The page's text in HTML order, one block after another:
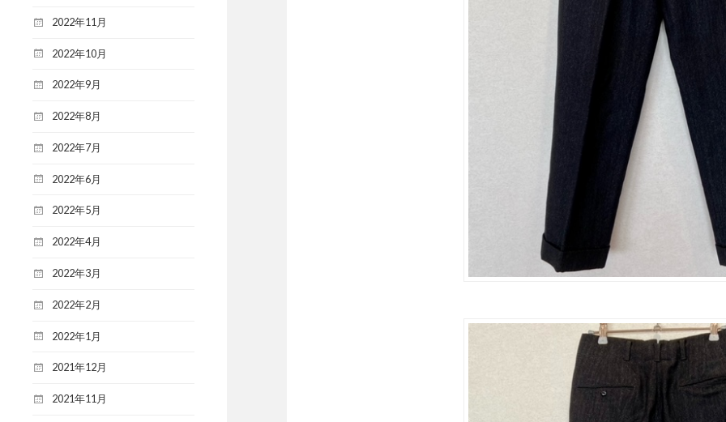
2022年11月
2022年10月
2022年9月
2022年8月
2022年7月
2022年6月
2022年5月
2022年4月
2022年3月
2022年2月
2022年1月
2021年12月
2021年11月